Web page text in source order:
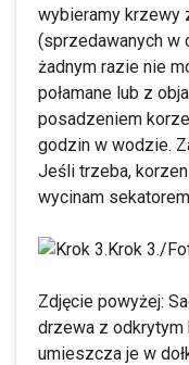
wybieramy krzewy
(sprzedawanych w
żadnym razie nie
połamane lub z
posadzeniem
godzin w wodzie.
Jeśli trzeba,
wycinam
Krok 3./
Zdjęcie powyżej:
drzewa z
umieszcza je w